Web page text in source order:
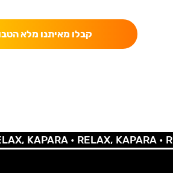
קבלו מאיתנו מלא
KAPARA •RELAX, KAPARA •